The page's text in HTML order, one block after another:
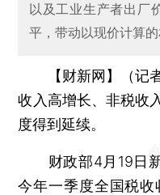
以及工业生产者出厂
平，带动以现价计算
【财新网】（记
收入高增长、非税收
度得到延续。
财政部4月19日新
今年一季度全国税收